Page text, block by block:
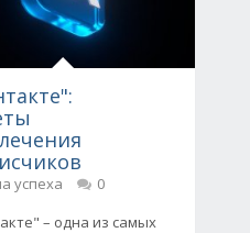
успеха
0
– одна из самых